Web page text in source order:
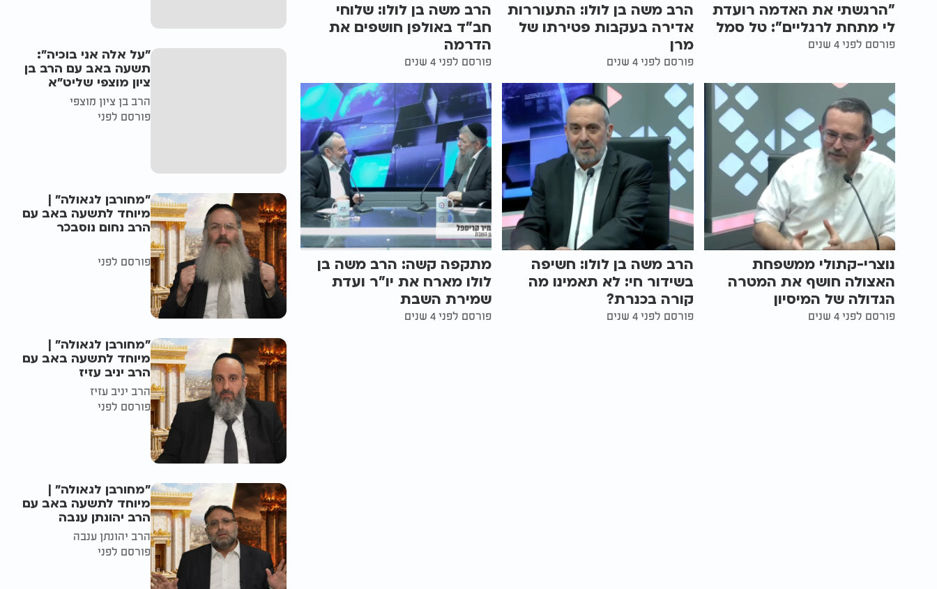
"הרגשתי את האדמה רועדת
לי מתחת לרגליים": טל סמל
פורסם לפני 4 שנים
הרב משה בן לולו: התעוררות
אדירה בעקבות פטירתו של
מרן
פורסם לפני 4 שנים
הרב משה בן לולו: שלוחי
חב"ד באולפן חושפים את
הדרמה
פורסם לפני 4 שנים
נוצרי-קתולי ממשפחת
האצולה חושף את המטרה
הגדולה של המיסיון
פורסם לפני 4 שנים
הרב משה בן לולו: חשיפה
בשידור חי: לא תאמינו מה
קורה בכנרת?
פורסם לפני 4 שנים
מתקפה קשה: הרב משה בן
לולו מארח את יו"ר ועדת
שמירת השבת
פורסם לפני 4 שנים
"על אלה אני בוכיה":
תשעה באב עם הרב בן
ציון מוצפי שליט"א
הרב בן ציון מוצפי
פורסם לפני
"מחורבן לגאולה" |
מיוחד לתשעה באב עם
הרב נחום נוסבכר
פורסם לפני
"מחורבן לגאולה" |
מיוחד לתשעה באב עם
הרב יניב עזיז
הרב יניב עזיז
פורסם לפני
"מחורבן לגאולה" |
מיוחד לתשעה באב עם
הרב יהונתן ענבה
הרב יהונתן ענבה
פורסם לפני